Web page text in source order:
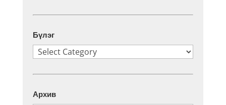
Бүлэг
Бүлэг
Архив